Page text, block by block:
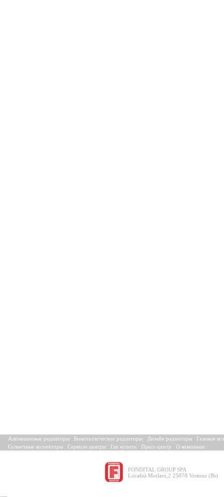
Алюминиевые радиаторы Биметаллические радиаторы Дизайн радиаторы
Газовые
Солнечные коллекторы
Сервісні центри Где купить Пресс-центр О компании
FONDITAL GROUP SPA
Località Merlaro,2 25078 Vestone (Bs)